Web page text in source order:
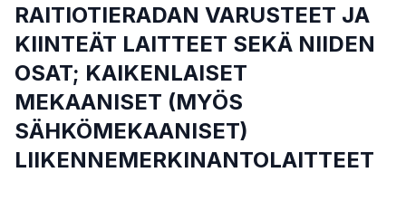
RAITIOTIERADAN VARUSTEET JA
KIINTEÄT LAITTEET SEKÄ NIIDEN
OSAT; KAIKENLAISET
MEKAANISET (MYÖS
SÄHKÖMEKAANISET)
LIIKENNEMERKINANTOLAITTEET